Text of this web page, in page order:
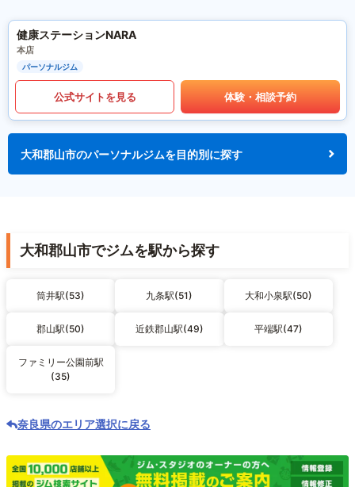
健康ステーションNARA
本店
パーソナルジム
公式サイトを見る 体験・相談予約
大和郡山市のパーソナルジムを目的別に探す
大和郡山市でジムを駅から探す
筒井駅(53) 九条駅(51) 大和小泉駅(50)
郡山駅(50) 近鉄郡山駅(49) 平端駅(47)
ファミリー公園前駅
(35)
奈良県のエリア選択に戻る